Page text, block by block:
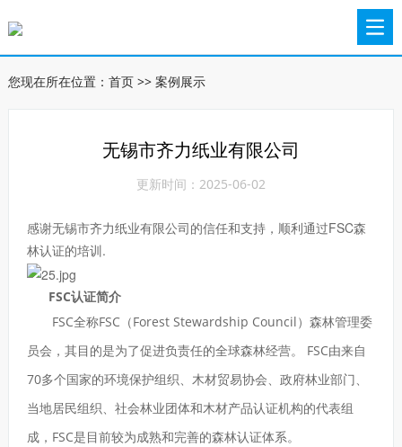
您现在所在位置： 首页>> 案例展示
无锡市齐力纸业有限公司
更新时间：2025-06-02
感谢无锡市齐力纸业有限公司的信任和支持，顺利通过FSC森
林认证的培训.
FSC认证简介
FSC全称FSC（Forest Stewardship Council）森林管理委
员会，其目的是为了促进负责任的全球森林经营。 FSC由来自
70多个国家的环境保护组织、木材贸易协会、政府林业部门、
当地居民组织、社会林业团体和木材产品认证机构的代表组
成，FSC是目前较为成熟和完善的森林认证体系。